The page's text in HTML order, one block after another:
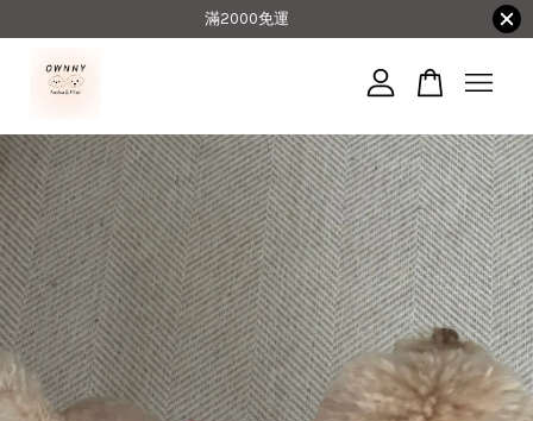
滿2000免運
繼續購物